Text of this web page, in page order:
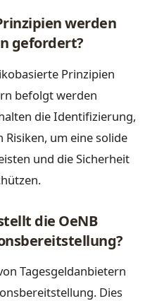
werden
gefordert?
Prinzipien
befolgt werden
die Identifizierung,
um eine solide
und die Sicherheit
die OeNB
Tagesgeldanbietern
Dies